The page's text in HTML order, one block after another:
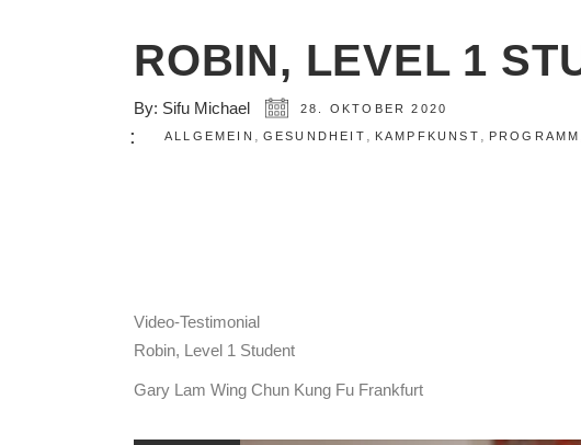
ROBIN, LEVEL 1
By: Sifu Michael 28. OKTOBER 2020
ALLGEMEIN , GESUNDHEIT , KAMPFKUNST , PROGRAMM
Video-Testimonial
Robin, Level 1 Student
Gary Lam Wing Chun Kung Fu Frankfurt